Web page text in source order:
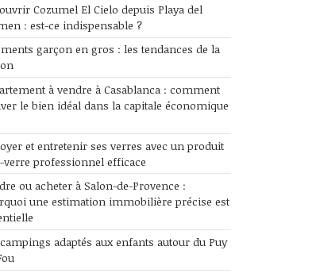
Cozumel El Cielo depuis Playa del
: est-ce indispensable ?
garçon en gros : les tendances de la
à vendre à Casablanca : comment
le bien idéal dans la capitale économique
et entretenir ses verres avec un produit
verre professionnel efficace
ou acheter à Salon-de-Provence :
une estimation immobilière précise est
adaptés aux enfants autour du Puy